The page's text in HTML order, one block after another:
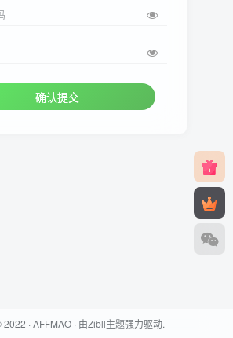
确认提交
· AFFMAO· 由Zibll主题强力驱动.